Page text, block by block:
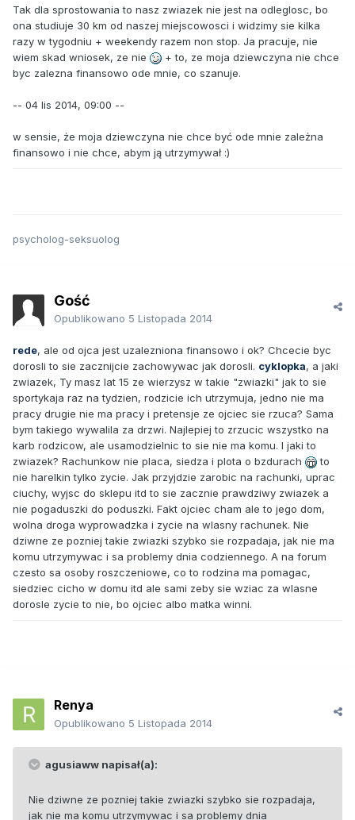
Tak dla sprostowania to nasz zwiazek nie jest na odleglosc, bo
ona studiuje 30 km od naszej miejscowosci i widzimy sie kilka
razy w tygodniu + weekendy razem non stop. Ja pracuje, nie
wiem skad wniosek, ze nie
+ to, ze moja dziewczyna nie chce
byc zalezna finansowo ode mnie, co szanuje.
-- 04 lis 2014, 09:00 --
w sensie, że moja dziewczyna nie chce być ode mnie zależna
finansowo i nie chce, abym ją utrzymywał :)
psycholog-seksuolog
Gość
Opublikowano 5 Listopada 2014
rede, ale od ojca jest uzalezniona finansowo i ok? Chcecie byc
dorosli to sie zacznijcie zachowywac jak dorosli. cyklopka, a jaki
zwiazek, Ty masz lat 15 ze wierzysz w takie "zwiazki" jak to sie
sportykaja raz na tydzien, rodzicie ich utrzymuja, jedno nie ma
pracy drugie nie ma pracy i pretensje ze ojciec sie rzuca? Sama
bym takiego wywalila za drzwi. Najlepiej to zrzucic wszystko na
karb rodzicow, ale usamodzielnic to sie nie ma komu. I jaki to
zwiazek? Rachunkow nie placa, siedza i plota o bzdurach
to
nie harelkin tylko zycie. Jak przyjdzie zarobic na rachunki, uprac
ciuchy, wyjsc do sklepu itd to sie zacznie prawdziwy zwiazek a
nie pogaduszki do poduszki. Fakt ojciec cham ale to jego dom,
wolna droga wyprowadzka i zycie na wlasny rachunek. Nie
dziwne ze pozniej takie zwiazki szybko sie rozpadaja, jak nie ma
komu utrzymywac i sa problemy dnia codziennego. A na forum
czesto sa osoby roszczeniowe, co to rodzina ma pomagac,
siedziec cicho w domu itd ale sami zeby sie wziac za wlasne
dorosle zycie to nie, bo ojciec albo matka winni.
Renya
Opublikowano 5 Listopada 2014
agusiaww napisał(a):
Nie dziwne ze pozniej takie zwiazki szybko sie rozpadaja,
jak nie ma komu utrzymywac i sa problemy dnia